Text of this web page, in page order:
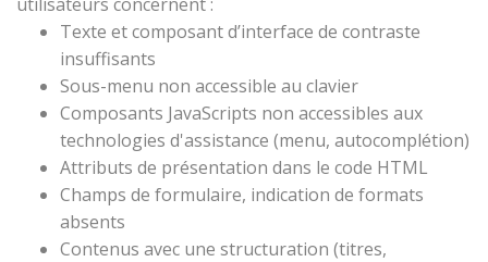
Texte et composant d’interface de contraste
insuffisants
Sous-menu non accessible au clavier
Composants JavaScripts non accessibles aux
technologies d'assistance (menu, autocomplétion)
Attributs de présentation dans le code HTML
Champs de formulaire, indication de formats
absents
Contenus avec une structuration (titres,